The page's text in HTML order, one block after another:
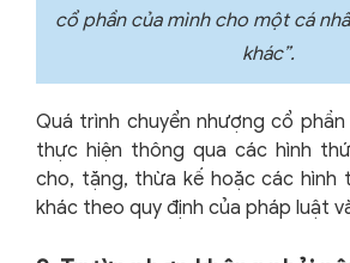
cổ phần của mình cho một cá
khác”.
Quá trình chuyển nhượng cổ
thực hiện thông qua các hình
cho, tặng, thừa kế hoặc các hình
khác theo quy định của pháp luật